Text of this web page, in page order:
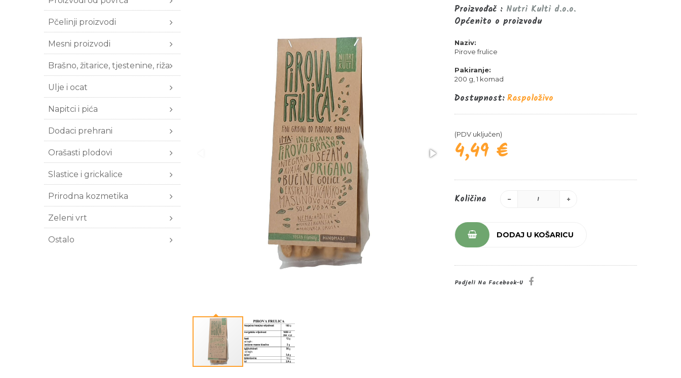
Proizvođač : Nutri Kulti d.o.o.
Općenito o proizvodu
Naziv:
Pirove frulice
Pakiranje:
200 g, 1 komad
Dostupnost:Raspoloživo
(PDV uključen)
4,49 €
Količina
DODAJ U KOŠARICU
Podjeli Na Facebook-U
Pčelinji proizvodi
Mesni proizvodi
Brašno, žitarice, tjestenine, riža
Ulje i ocat
Napitci i pića
Dodaci prehrani
Orašasti plodovi
Slastice i grickalice
Prirodna kozmetika
Zeleni vrt
Ostalo